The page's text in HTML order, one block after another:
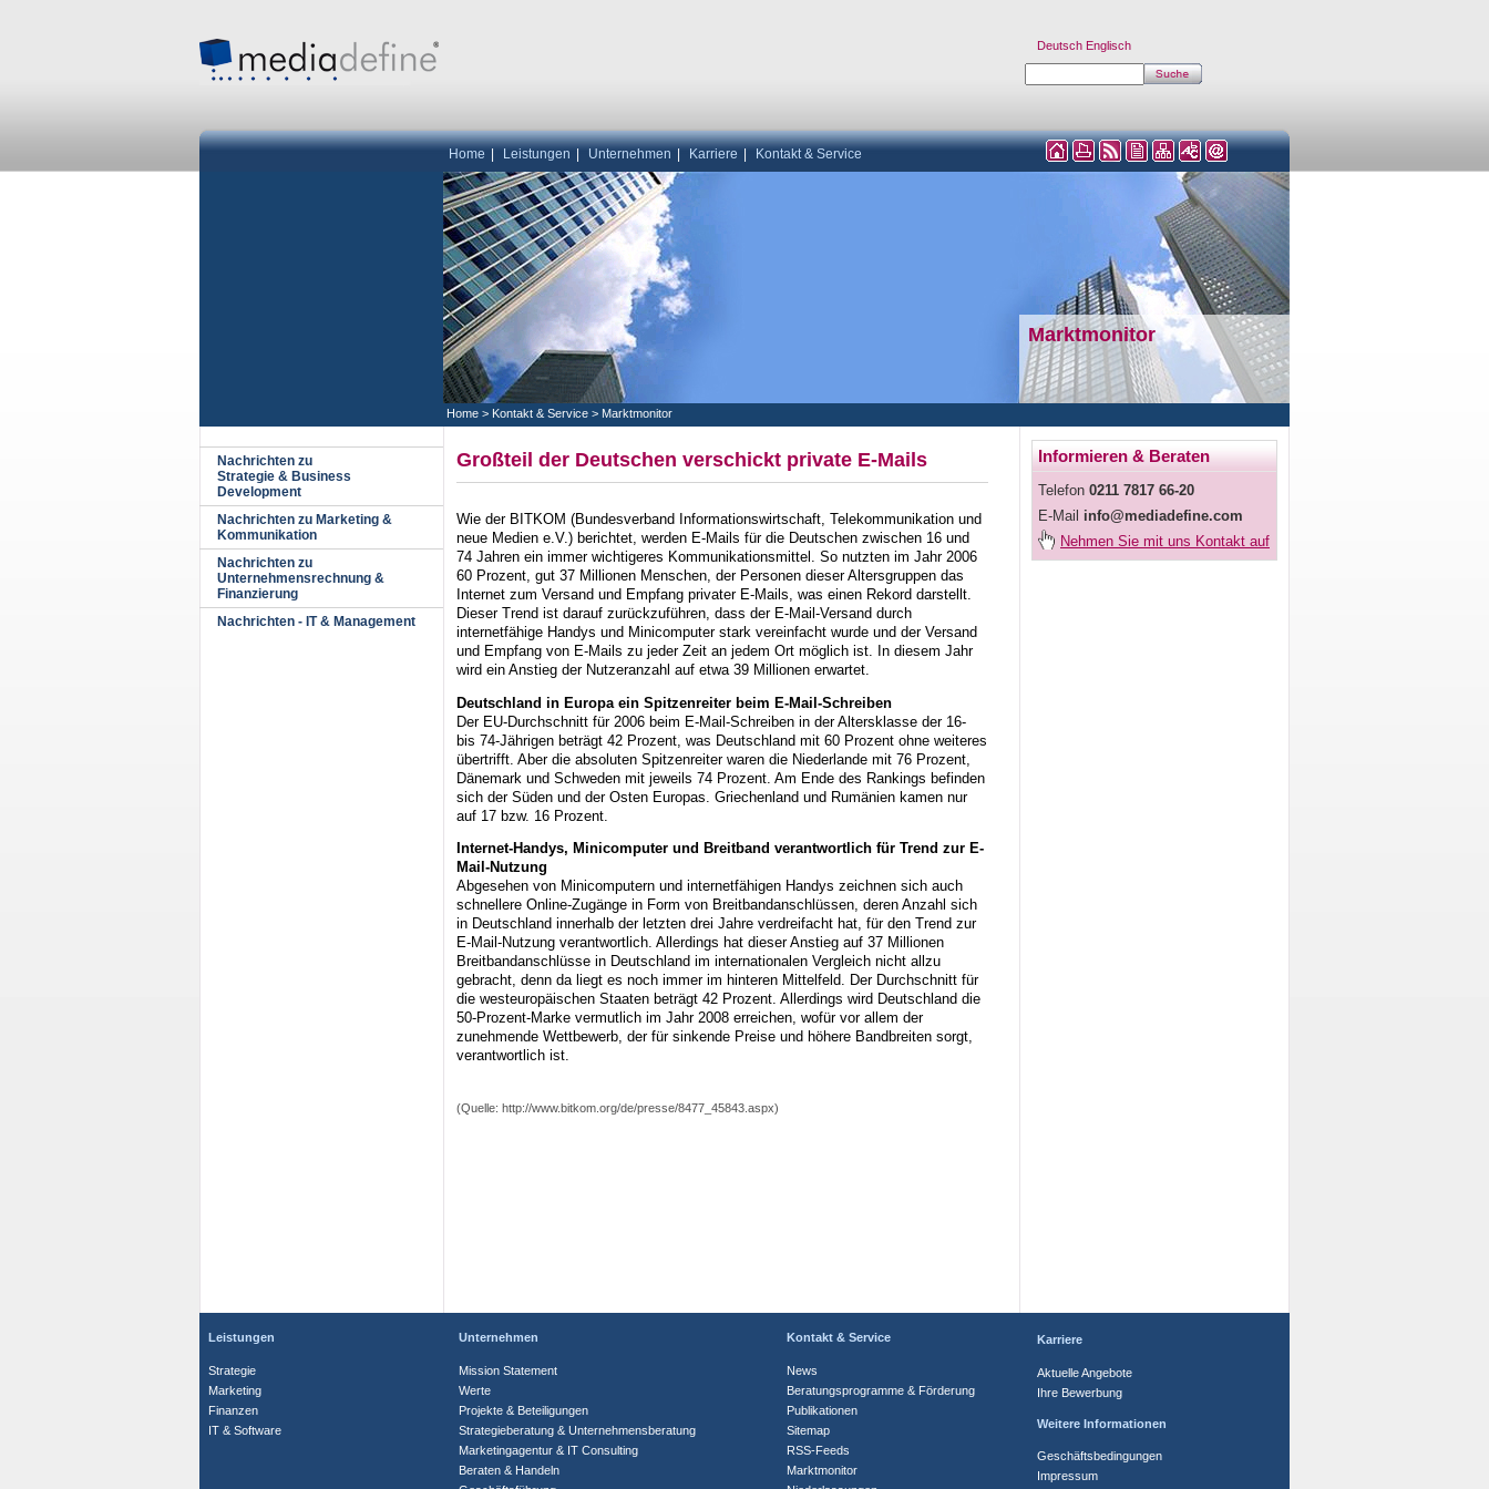
Home Leistungen Unternehmen Karriere Kontakt & Service
Deutsch Englisch
Home > Kontakt & Service > Marktmonitor
Nachrichten zu
Strategie & Business
Development
Nachrichten zu Marketing &
Kommunikation
Nachrichten zu
Unternehmensrechnung &
Finanzierung
Nachrichten - IT & Management
Marktmonitor
Großteil der Deutschen verschickt private E-Mails
Wie der BITKOM (Bundesverband Informationswirtschaft, Telekommunikation und
neue Medien e.V.) berichtet, werden E-Mails für die Deutschen zwischen 16 und
74 Jahren ein immer wichtigeres Kommunikationsmittel. So nutzten im Jahr 2006
60 Prozent, gut 37 Millionen Menschen, der Personen dieser Altersgruppen das
Internet zum Versand und Empfang privater E-Mails, was einen Rekord darstellt.
Dieser Trend ist darauf zurückzuführen, dass der E-Mail-Versand durch
internetfähige Handys und Minicomputer stark vereinfacht wurde und der Versand
und Empfang von E-Mails zu jeder Zeit an jedem Ort möglich ist. In diesem Jahr
wird ein Anstieg der Nutzeranzahl auf etwa 39 Millionen erwartet.
Deutschland in Europa ein Spitzenreiter beim E-Mail-Schreiben
Der EU-Durchschnitt für 2006 beim E-Mail-Schreiben in der Altersklasse der 16-
bis 74-Jährigen beträgt 42 Prozent, was Deutschland mit 60 Prozent ohne weiteres
übertrifft. Aber die absoluten Spitzenreiter waren die Niederlande mit 76 Prozent,
Dänemark und Schweden mit jeweils 74 Prozent. Am Ende des Rankings befinden
sich der Süden und der Osten Europas. Griechenland und Rumänien kamen nur
auf 17 bzw. 16 Prozent.
Internet-Handys, Minicomputer und Breitband verantwortlich für Trend zur E-
Mail-Nutzung
Abgesehen von Minicomputern und internetfähigen Handys zeichnen sich auch
schnellere Online-Zugänge in Form von Breitbandanschlüssen, deren Anzahl sich
in Deutschland innerhalb der letzten drei Jahre verdreifacht hat, für den Trend zur
E-Mail-Nutzung verantwortlich. Allerdings hat dieser Anstieg auf 37 Millionen
Breitbandanschlüsse in Deutschland im internationalen Vergleich nicht allzu
gebracht, denn da liegt es noch immer im hinteren Mittelfeld. Der Durchschnitt für
die westeuropäischen Staaten beträgt 42 Prozent. Allerdings wird Deutschland die
50-Prozent-Marke vermutlich im Jahr 2008 erreichen, wofür vor allem der
zunehmende Wettbewerb, der für sinkende Preise und höhere Bandbreiten sorgt,
verantwortlich ist.
(Quelle: http://www.bitkom.org/de/presse/8477_45843.aspx)
Informieren & Beraten
Telefon 0211 7817 66-20
E-Mail info@mediadefine.com
Nehmen Sie mit uns Kontakt auf
Leistungen
Strategie
Marketing
Finanzen
IT & Software
Unternehmen
Mission Statement
Werte
Projekte & Beteiligungen
Strategieberatung & Unternehmensberatung
Marketingagentur & IT Consulting
Beraten & Handeln
Kontakt & Service
News
Beratungsprogramme & Förderung
Publikationen
Sitemap
RSS-Feeds
Marktmonitor
Karriere
Aktuelle Angebote
Ihre Bewerbung
Weitere Informationen
Geschäftsbedingungen
Impressum